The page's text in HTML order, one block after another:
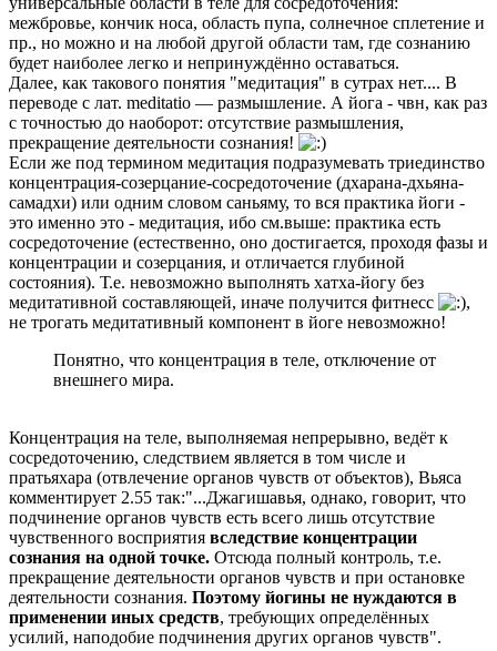
межбровье, кончик носа, область пупа, солнечное сплетение и
пр., но можно и на любой другой области там, где сознанию
будет наиболее легко и непринуждённо оставаться.
Далее, как такового понятия "медитация" в сутрах нет.... В
переводе с лат. meditatio — размышление. А йога - чвн, как раз
с точностью до наоборот: отсутствие размышления,
прекращение деятельности сознания!
Если же под термином медитация подразумевать триединство
концентрация-созерцание-сосредоточение (дхарана-дхьяна-
самадхи) или одним словом саньяму, то вся практика йоги -
это именно это - медитация, ибо см.выше: практика есть
сосредоточение (естественно, оно достигается, проходя фазы и
концентрации и созерцания, и отличается глубиной
состояния). Т.е. невозможно выполнять хатха-йогу без
медитативной составляющей, иначе получится фитнесс
,
не трогать медитативный компонент в йоге невозможно!
Понятно, что концентрация в теле, отключение от
внешнего мира.
Концентрация на теле, выполняемая непрерывно, ведёт к
сосредоточению, следствием является в том числе и
пратьяхара (отвлечение органов чувств от объектов), Вьяса
комментирует 2.55 так:"...Джагишавья, однако, говорит, что
подчинение органов чувств есть всего лишь отсутствие
чувственного восприятия вследствие концентрации
сознания на одной точке. Отсюда полный контроль, т.е.
прекращение деятельности органов чувств и при остановке
деятельности сознания. Поэтому йогины не нуждаются в
применении иных средств, требующих определённых
усилий, наподобие подчинения других органов чувств".